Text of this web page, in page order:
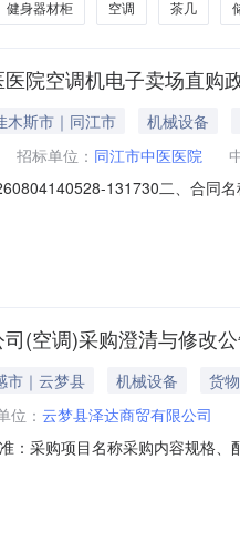
健身器材柜 空调 茶几
院空调机电子卖场直购
木斯市｜同江市
机械设备
招标单位： 同江市中医医院
131730二、合同
六号楼联系方式：
(空调)采购澄清与修改
市｜云梦县 机械设备
货物
位： 云梦县泽达商贸有限公司
：采购项目名称采购内容规格
、静音模式等功能，防触电保